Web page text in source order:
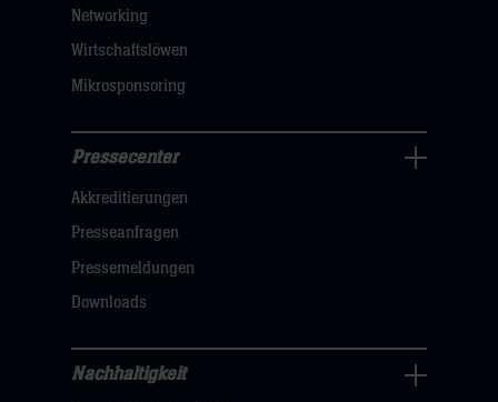
Networking
Wirtschaftslöwen
Mikrosponsoring
Navigation
öffnen,
dann
klicken
hier
Pressecenter
Akkreditierungen
Presseanfragen
Pressemeldungen
Downloads
Nachhaltigkeit
Nachhaltigkeit